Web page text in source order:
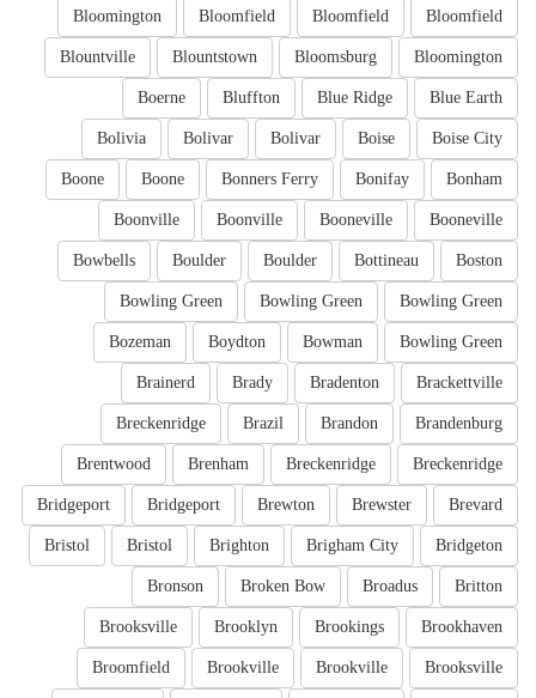
Bloomfield
Bloomfield
Bloomfield
Bloomington
Bloomington
Bloomsburg
Blountstown
Blountville
Blue Earth
Blue Ridge
Bluffton
Boerne
Boise City
Boise
Bolivar
Bolivar
Bolivia
Bonham
Bonifay
Bonners Ferry
Boone
Boone
Booneville
Booneville
Boonville
Boonville
Boston
Bottineau
Boulder
Boulder
Bowbells
Bowling Green
Bowling Green
Bowling Green
Bowling Green
Bowman
Boydton
Bozeman
Brackettville
Bradenton
Brady
Brainerd
Brandenburg
Brandon
Brazil
Breckenridge
Breckenridge
Breckenridge
Brenham
Brentwood
Brevard
Brewster
Brewton
Bridgeport
Bridgeport
Bridgeton
Brigham City
Brighton
Bristol
Bristol
Britton
Broadus
Broken Bow
Bronson
Brookhaven
Brookings
Brooklyn
Brooksville
Brooksville
Brookville
Brookville
Broomfield